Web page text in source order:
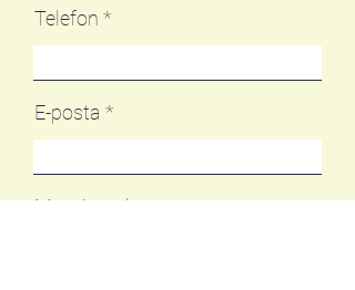
Telefon
E-posta
Mesajınızı buraya yazın...